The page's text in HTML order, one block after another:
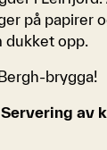
på papirer
dukket opp.
brygga!
av